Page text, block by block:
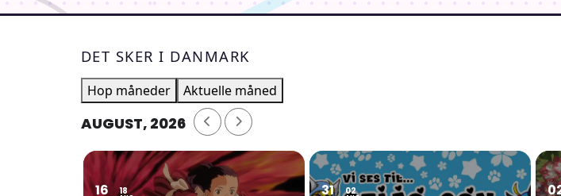
DET SKER I DANMARK
Hop måneder Aktuelle måned
AUGUST, 2026
16 18 31 02